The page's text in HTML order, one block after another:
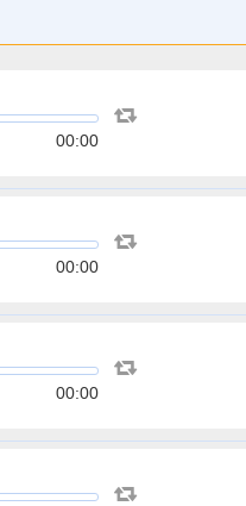
00:00
00:00
00:00